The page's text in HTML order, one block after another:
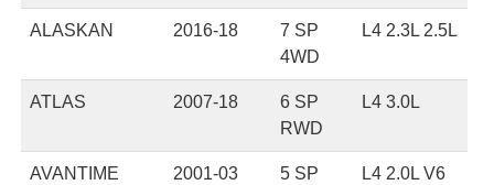
ALASKAN 2016-18
7 SP
4WD
L4 2.3L 2.5L
ATLAS 2007-18
6 SP
RWD
L4 3.0L
AVANTIME 2001-03
5 SP
L4 2.0L V6